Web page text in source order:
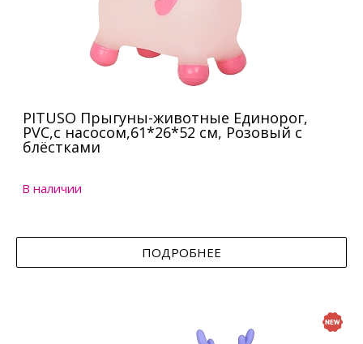
PITUSO Прыгуны-животные Единорог,
PVC,с насосом,61*26*52 см, Розовый с
блёстками
В наличии
ПОДРОБНЕЕ